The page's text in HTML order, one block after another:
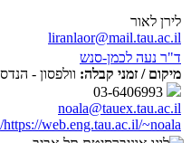
לירן לאור
liranlaor@mail.tau.ac.il
ד"ר נעה לכמן-סנש
מיקום / זמני קבלה: וולפסון -
noala@tauex.tau.ac.il
https://web.eng.tau.ac.il/~noala/